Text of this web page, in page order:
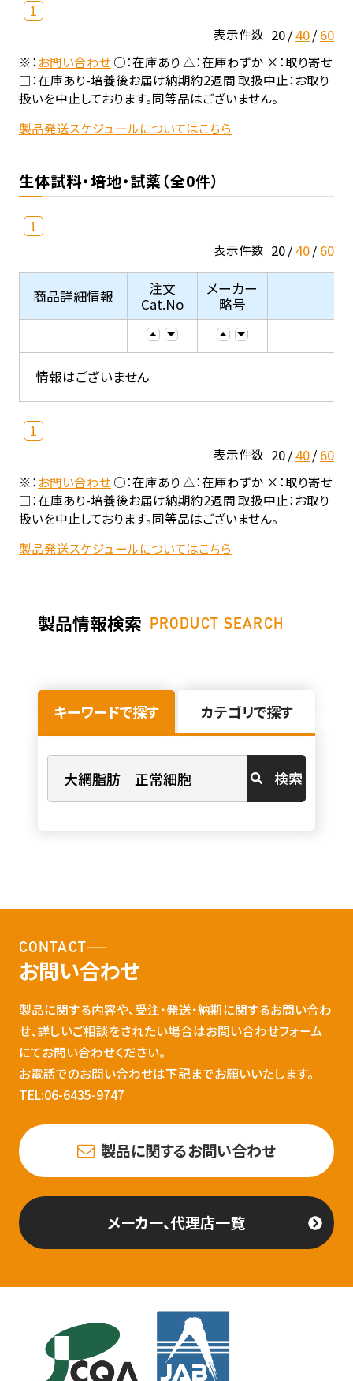
1
表示件数 20 40 60
※：お問い合わせ○：在庫あり △：在庫わずか ×：取り寄せ
□：在庫あり-培養後お届け納期約2週間 取扱中止：お取り
扱いを中止しております。同等品はございません。
製品発送スケジュールについてはこちら
生体試料・培地・試薬（全0件）
1
表示件数 20 40 60
商品詳細情報
注文
Cat.No
メーカー
略号
情報はございません
1
表示件数 20 40 60
※：お問い合わせ○：在庫あり △：在庫わずか ×：取り寄せ
□：在庫あり-培養後お届け納期約2週間 取扱中止：お取り
扱いを中止しております。同等品はございません。
製品発送スケジュールについてはこちら
製品情報検索 PRODUCT SEARCH
キーワードで探す カテゴリで探す
検索
CONTACT
お問い合わせ
製品に関する内容や、受注・発送・納期に関するお問い合わ
せ、詳しいご相談をされたい場合はお問い合わせフォーム
にてお問い合わせください。
お電話でのお問い合わせは下記までお願いいたします。
TEL:06-6435-9747
製品に関するお問い合わせ
メーカー、代理店一覧